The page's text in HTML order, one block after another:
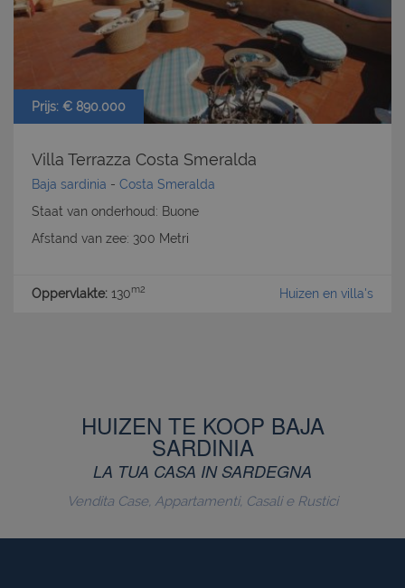
Prijs: € 890.000
Villa Terrazza Costa Smeralda
Baja sardinia - Costa Smeralda
Staat van onderhoud: Buone
Afstand van zee: 300 Metri
Oppervlakte: 130m2 Huizen en villa's
HUIZEN TE KOOP BAJA
SARDINIA
LA TUA CASA IN SARDEGNA
Vendita Case, Appartamenti, Casali e Rustici